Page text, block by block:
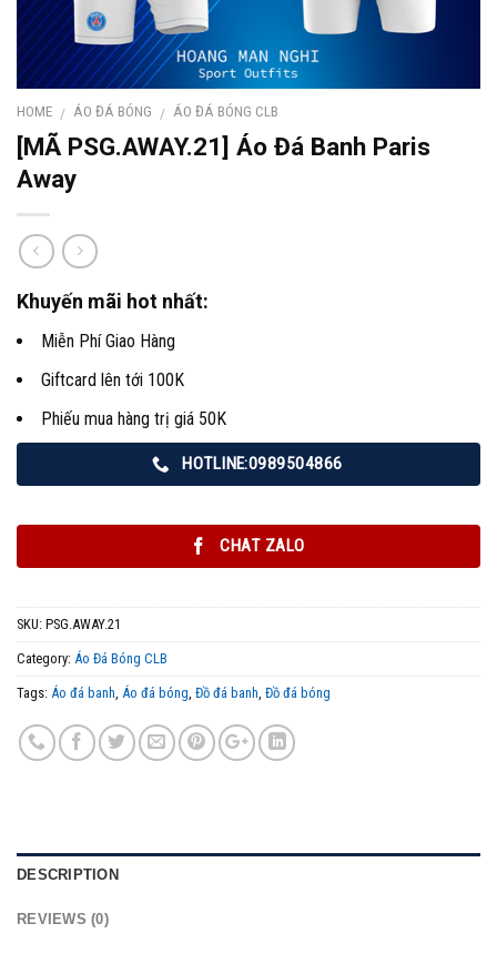
HOME / ÁO ĐÁ BÓNG / ÁO ĐÁ BÓNG CLB
[MÃ PSG.AWAY.21] Áo Đá Banh Paris
Away
Khuyến mãi hot nhất:
Miễn Phí Giao Hàng
Giftcard lên tới 100K
Phiếu mua hàng trị giá 50K
HOTLINE:0989504866
CHAT ZALO
SKU: PSG.AWAY.21
Category: Áo Đá Bóng CLB
Tags: Áo đá banh, Áo đá bóng, Đồ đá banh, Đồ đá bóng
DESCRIPTION
REVIEWS (0)